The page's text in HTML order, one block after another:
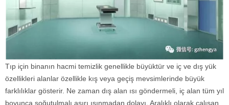
Tıp için binanın hacmi temizlik genellikle büyüktür ve iç ve dış yük
özellikleri alanlar özellikle kış veya geçiş mevsimlerinde büyük
farklılıklar gösterir. Ne zaman dış alan ısı göndermeli, iç alan tüm yıl
boyunca soğutulmalı aşırı ısınmadan dolayı. Aralıklı olarak çalışan